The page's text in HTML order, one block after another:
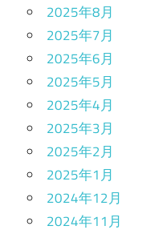
2025年8月
2025年7月
2025年6月
2025年5月
2025年4月
2025年3月
2025年2月
2025年1月
2024年12月
2024年11月